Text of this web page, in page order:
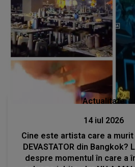
Actualitate
14 iul 2026
Cine este artista care a murit
DEVASTATOR din Bangkok?
despre momentul în care a